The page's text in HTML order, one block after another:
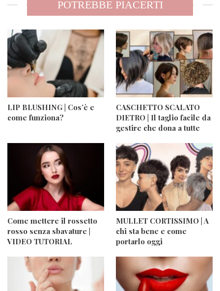
POTREBBE PIACERTI
LIP BLUSHING | Cos’è e
come funziona?
CASCHETTO SCALATO
DIETRO | Il taglio facile da
gestire che dona a tutte
Come mettere il rossetto
rosso senza sbavature |
VIDEO TUTORIAL
MULLET CORTISSIMO | A
chi sta bene e come
portarlo oggi